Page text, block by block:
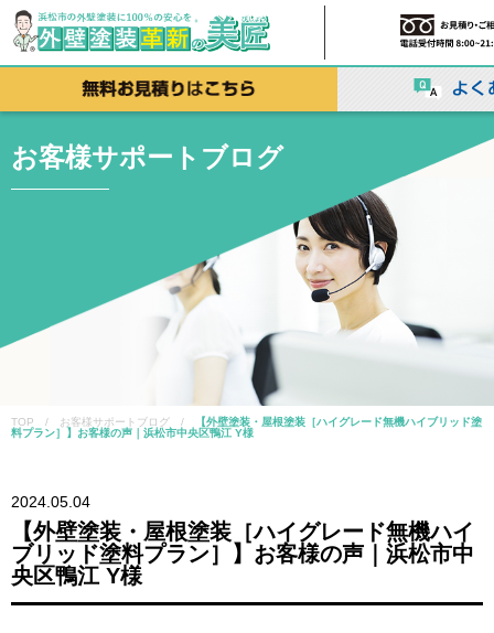
お客様サポートブログ
TOP / お客様サポートブログ /
【外壁塗装・屋根塗装［ハイグレード無機ハイブリッド塗
料プラン］】お客様の声｜浜松市中央区鴨江 Y様
2024.05.04
【外壁塗装・屋根塗装［ハイグレード無機ハイ
ブリッド塗料プラン］】お客様の声｜浜松市中
央区鴨江 Y様